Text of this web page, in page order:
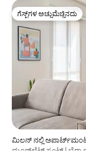
ಗೆಸ್ಟ್‌ಗಳ ಅಚ್ಚುಮೆಚ್ಚಿನದು
ಗೆಸ್ಟ್‌ಗಳ ಅಚ್ಚುಮೆಚ್ಚಿನದು
ಮಿಲನ್ ನಲ್ಲಿ